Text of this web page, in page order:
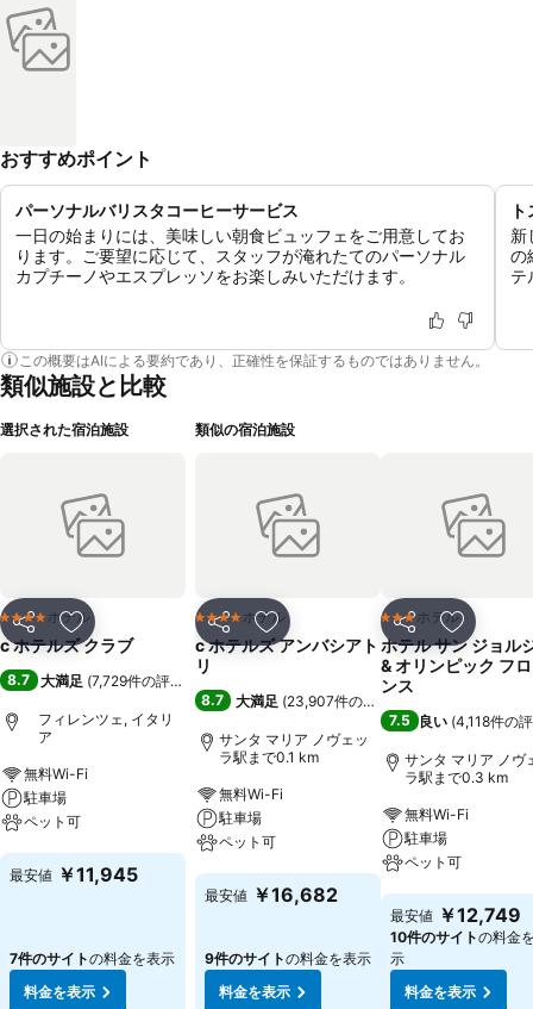
おすすめポイント
パーソナルバリスタコーヒーサービス
一日の始まりには、美味しい朝食ビュッフェをご用意してお
ります。ご要望に応じて、スタッフが淹れたてのパーソナル
カプチーノやエスプレッソをお楽しみいただけます。
新
の
テ
この概要はAIによる要約であり、正確性を保証するものではありません。
類似施設と比較
選択された宿泊施設
シェア お気に入りに追加
4 ホテルのランク
ホテル
c ホテルズ クラブ
8.7 大満足 (7,729件の評価
フィレンツェ, イタリ
ア
無料Wi-Fi
駐車場
ペット可
料金を表示
最安値 ￥11,945
7件のサイトの料金を表示
料金を表示
類似の宿泊施設
シェア お気に入りに追加
4 ホテルのランク
ホテル
c ホテルズ アンバシアト
リ
8.7 大満足 (23,907件の評価
サンタ マリア ノヴェッ
ラ駅まで0.1 km
無料Wi-Fi
駐車場
ペット可
料金を表示
最安値 ￥16,682
9件のサイトの料金を表示
料金を表示
シェア お気に入
3 ホテルのランク
ホテル
ホテル サン ジョル
& オリンピック フ
ンス
7.5 良い (4,118件の
サンタ マリア ノヴ
ラ駅まで0.3 km
無料Wi-Fi
駐車場
ペット可
料金を表示
最安値 ￥12,749
10件のサイトの料金
示
料金を表示